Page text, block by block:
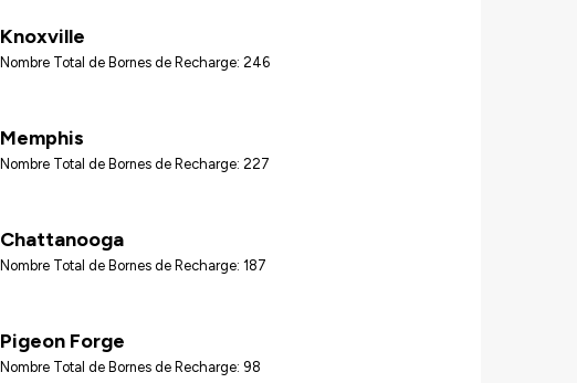
Knoxville
Nombre Total de Bornes de Recharge: 246
Memphis
Nombre Total de Bornes de Recharge: 227
Chattanooga
Nombre Total de Bornes de Recharge: 187
Pigeon Forge
Nombre Total de Bornes de Recharge: 98